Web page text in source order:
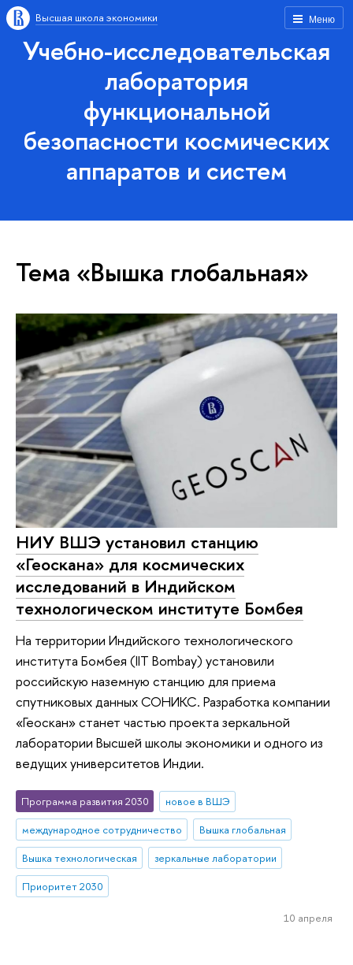
Меню
Высшая школа экономики
Учебно-исследовательская
лаборатория
функциональной
безопасности космических
аппаратов и систем
Тема «Вышка глобальная»
НИУ ВШЭ установил станцию
«Геоскана» для космических
исследований в Индийском
технологическом институте Бомбея
На территории Индийского технологического
института Бомбея (IIT Bombay) установили
российскую наземную станцию для приема
спутниковых данных СОНИКС. Разработка компании
«Геоскан» станет частью проекта зеркальной
лаборатории Высшей школы экономики и одного из
ведущих университетов Индии.
Программа развития 2030
новое в ВШЭ
международное сотрудничество
Вышка глобальная
Вышка технологическая
зеркальные лаборатории
Приоритет 2030
10 апреля